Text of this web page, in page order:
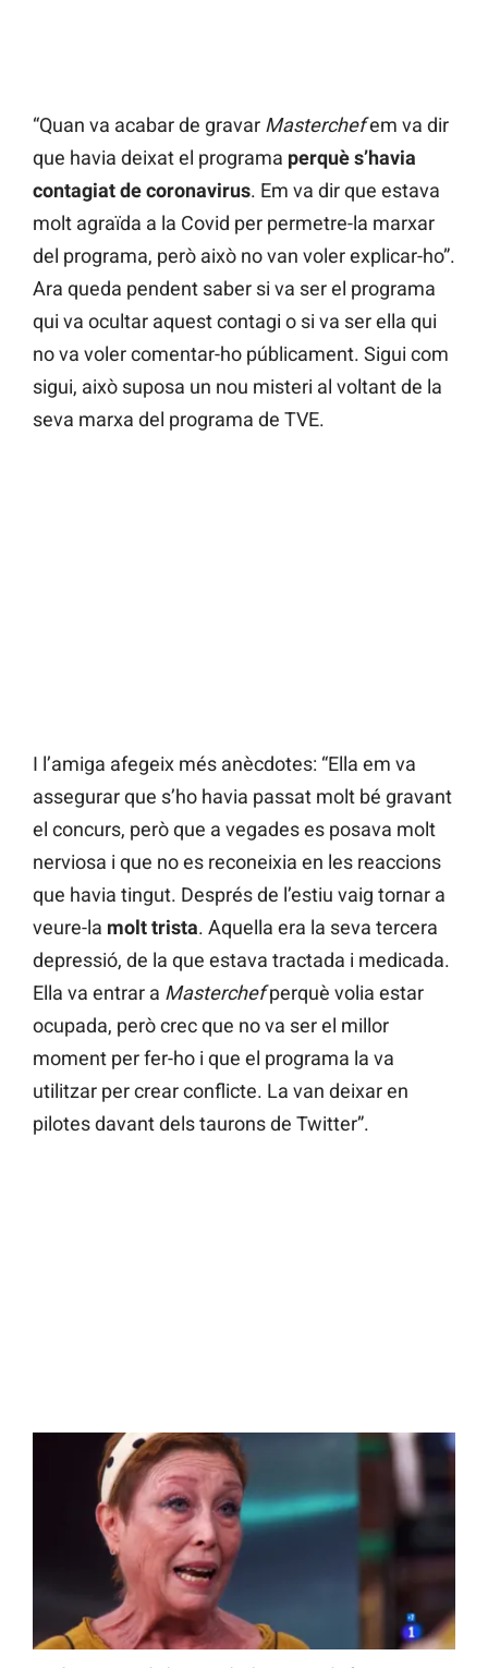
“Quan va acabar de gravar Masterchefem va dir
que havia deixat el programa perquè s’havia
contagiat de coronavirus. Em va dir que estava
molt agraïda a la Covid per permetre-la marxar
del programa, però això no van voler explicar-ho”.
Ara queda pendent saber si va ser el programa
qui va ocultar aquest contagi o si va ser ella qui
no va voler comentar-ho públicament. Sigui com
sigui, això suposa un nou misteri al voltant de la
seva marxa del programa de TVE.
I l’amiga afegeix més anècdotes: “Ella em va
assegurar que s’ho havia passat molt bé gravant
el concurs, però que a vegades es posava molt
nerviosa i que no es reconeixia en les reaccions
que havia tingut. Després de l’estiu vaig tornar a
veure-la molt trista. Aquella era la seva tercera
depressió, de la que estava tractada i medicada.
Ella va entrar a Masterchefperquè volia estar
ocupada, però crec que no va ser el millor
moment per fer-ho i que el programa la va
utilitzar per crear conflicte. La van deixar en
pilotes davant dels taurons de Twitter”.